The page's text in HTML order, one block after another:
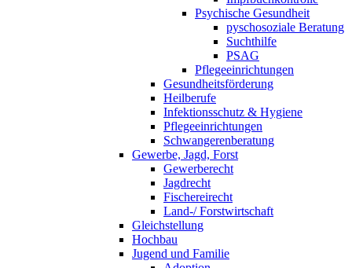
Psychische Gesundheit
pyschosoziale Beratung
Suchthilfe
PSAG
Pflegeeinrichtungen
Gesundheitsförderung
Heilberufe
Infektionsschutz & Hygiene
Pflegeeinrichtungen
Schwangerenberatung
Gewerbe, Jagd, Forst
Gewerberecht
Jagdrecht
Fischereirecht
Land-/ Forstwirtschaft
Gleichstellung
Hochbau
Jugend und Familie